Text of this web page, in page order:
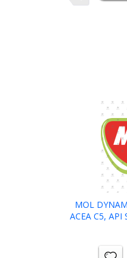
MOL
ACEA C5, API